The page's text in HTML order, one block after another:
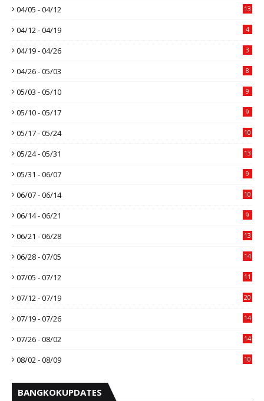
04/05 - 04/12 13
04/12 - 04/19 4
04/19 - 04/26 3
04/26 - 05/03 8
05/03 - 05/10 9
05/10 - 05/17 9
05/17 - 05/24 10
05/24 - 05/31 13
05/31 - 06/07 9
06/07 - 06/14 10
06/14 - 06/21 9
06/21 - 06/28 13
06/28 - 07/05 14
07/05 - 07/12 11
07/12 - 07/19 20
07/19 - 07/26 14
07/26 - 08/02 14
08/02 - 08/09 10
BANGKOKUPDATES